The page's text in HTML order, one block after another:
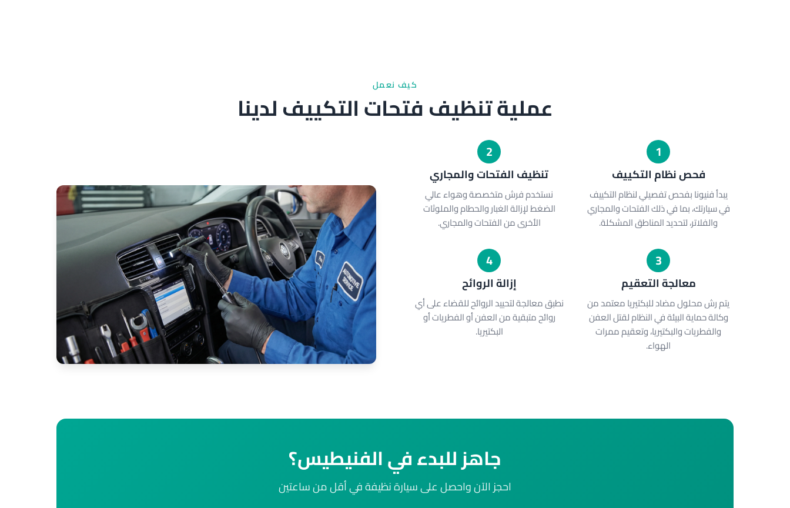
كيف نعمل
عملية تنظيف فتحات التكييف لدينا
1
فحص نظام التكييف
يبدأ فنيونا بفحص تفصيلي لنظام التكييف
في سيارتك، بما في ذلك الفتحات والمجاري
والفلاتر، لتحديد المناطق المشكلة.
2
تنظيف الفتحات والمجاري
نستخدم فرش متخصصة وهواء عالي
الضغط لإزالة الغبار والحطام والملوثات
الأخرى من الفتحات والمجاري.
3
معالجة التعقيم
يتم رش محلول مضاد للبكتيريا معتمد من
وكالة حماية البيئة في النظام لقتل العفن
والفطريات والبكتيريا، وتعقيم ممرات
الهواء.
4
إزالة الروائح
نطبق معالجة لتحييد الروائح للقضاء على أي
روائح متبقية من العفن أو الفطريات أو
البكتيريا.
جاهز للبدء في الفنيطيس؟
احجز الآن واحصل على سيارة نظيفة في أقل من ساعتين